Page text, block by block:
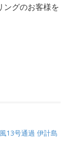
ングのお客様を
13号通過 伊計島